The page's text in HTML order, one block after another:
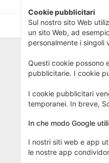
Cookie pubblicitari
Sul nostro sito Web
un sito Web, ad
personalmente i singoli
Questi cookie possono
pubblicitarie. I cookie
I cookie pubblicitari
temporanei. In breve,
In che modo Google
I nostri siti web e app
le nostre app